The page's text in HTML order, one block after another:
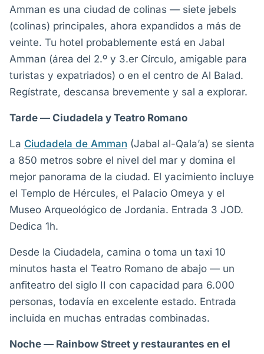
Amman es una ciudad de colinas — siete jebels
(colinas) principales, ahora expandidos a más de
veinte. Tu hotel probablemente está en Jabal
Amman (área del 2.º y 3.er Círculo, amigable para
turistas y expatriados) o en el centro de Al Balad.
Regístrate, descansa brevemente y sal a explorar.
Tarde — Ciudadela y Teatro Romano
La Ciudadela de Amman (Jabal al-Qala’a) se sienta
a 850 metros sobre el nivel del mar y domina el
mejor panorama de la ciudad. El yacimiento incluye
el Templo de Hércules, el Palacio Omeya y el
Museo Arqueológico de Jordania. Entrada 3 JOD.
Dedica 1h.
Desde la Ciudadela, camina o toma un taxi 10
minutos hasta el Teatro Romano de abajo — un
anfiteatro del siglo II con capacidad para 6.000
personas, todavía en excelente estado. Entrada
incluida en muchas entradas combinadas.
Noche — Rainbow Street y restaurantes en el